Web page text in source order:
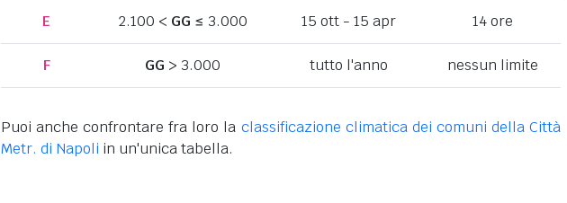
E 2.100 < GG ≤ 3.000 15 ott - 15 apr 14 ore
F GG > 3.000 tutto l'anno nessun limite
Puoi anche confrontare fra loro la classificazione climatica dei comuni della Città
Metr. di Napoli in un'unica tabella.